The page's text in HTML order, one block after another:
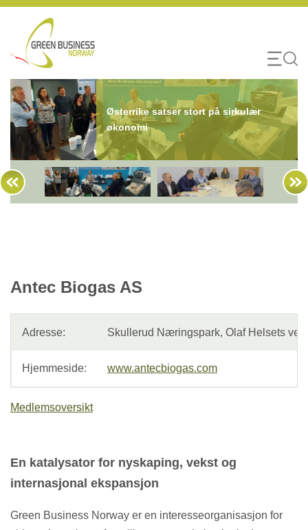
Skip
content
Østerrike satser stort på sirkulær
økonomi
Antec Biogas AS
Adresse: Skullerud Næringspark, Olaf Helsets vei
Hjemmeside: www.antecbiogas.com
Medlemsoversikt
En katalysator for nyskaping, vekst og
internasjonal ekspansjon
Green Business Norway er en interesseorganisasjon for